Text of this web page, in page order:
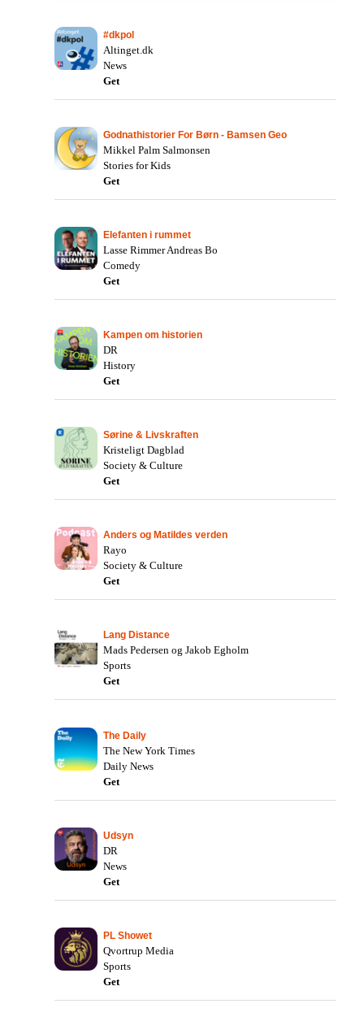
#dkpol
Altinget.dk
News
Get
Godnathistorier For Børn - Bamsen Geo
Mikkel Palm Salmonsen
Stories for Kids
Get
Elefanten i rummet
Lasse Rimmer Andreas Bo
Comedy
Get
Kampen om historien
DR
History
Get
Sørine & Livskraften
Kristeligt Dagblad
Society & Culture
Get
Anders og Matildes verden
Rayo
Society & Culture
Get
Lang Distance
Mads Pedersen og Jakob Egholm
Sports
Get
The Daily
The New York Times
Daily News
Get
Udsyn
DR
News
Get
PL Showet
Qvortrup Media
Sports
Get